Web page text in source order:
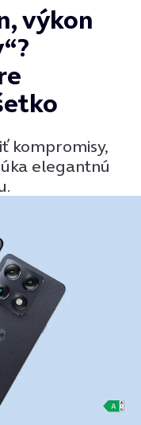
výkon
kompromisy,
elegantnú